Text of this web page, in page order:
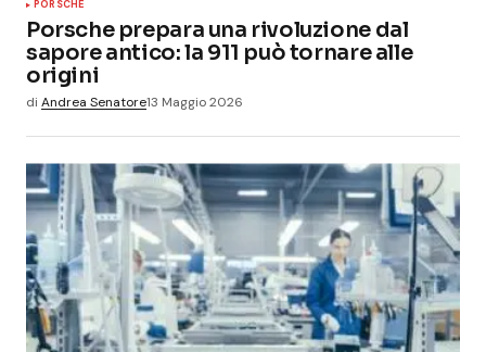
PORSCHE
Porsche prepara una rivoluzione dal
sapore antico: la 911 può tornare alle
origini
di Andrea Senatore13 Maggio 2026